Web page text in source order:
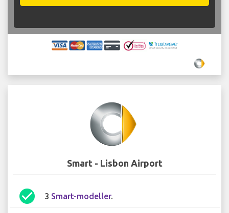
Smart - Lisbon Airport
check_circle 3 Smart-modeller.